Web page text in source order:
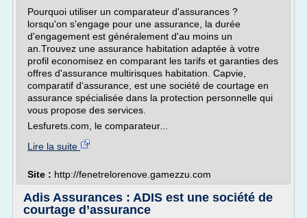
Pourquoi utiliser un comparateur d'assurances ?
lorsqu'on s'engage pour une assurance, la durée
d'engagement est généralement d'au moins un
an.Trouvez une assurance habitation adaptée à votre
profil economisez en comparant les tarifs et garanties des
offres d'assurance multirisques habitation. Capvie,
comparatif d'assurance, est une société de courtage en
assurance spécialisée dans la protection personnelle qui
vous propose des services.
Lesfurets.com, le comparateur...
Lire la suite
Site : http://fenetrelorenove.gamezzu.com
Adis Assurances : ADIS est une société de
courtage d’assurance